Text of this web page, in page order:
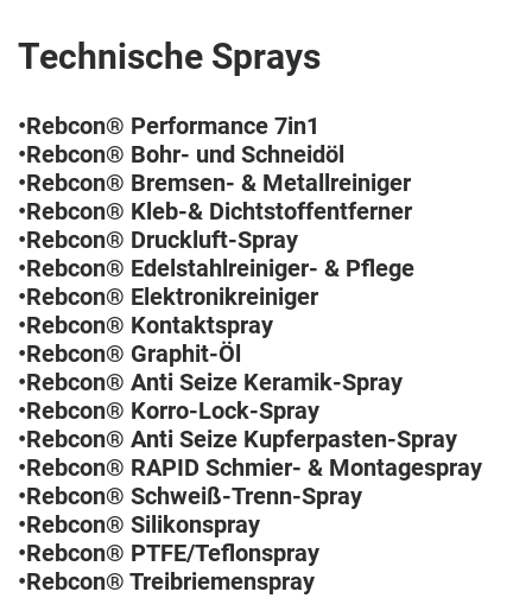
Technische Sprays
•Rebcon® Performance 7in1
•Rebcon® Bohr- und Schneidöl
•Rebcon® Bremsen- & Metallreiniger
•Rebcon® Kleb-& Dichtstoffentferner
•Rebcon® Druckluft-Spray
•Rebcon® Edelstahlreiniger- & Pflege
•Rebcon® Elektronikreiniger
•Rebcon® Kontaktspray
•Rebcon® Graphit-Öl
•Rebcon® Anti Seize Keramik-Spray
•Rebcon® Korro-Lock-Spray
•Rebcon® Anti Seize Kupferpasten-Spray
•Rebcon® RAPID Schmier- & Montagespray
•Rebcon® Schweiß-Trenn-Spray
•Rebcon® Silikonspray
•Rebcon® PTFE/Teflonspray
•Rebcon® Treibriemenspray